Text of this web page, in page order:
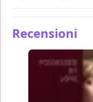
Recensioni